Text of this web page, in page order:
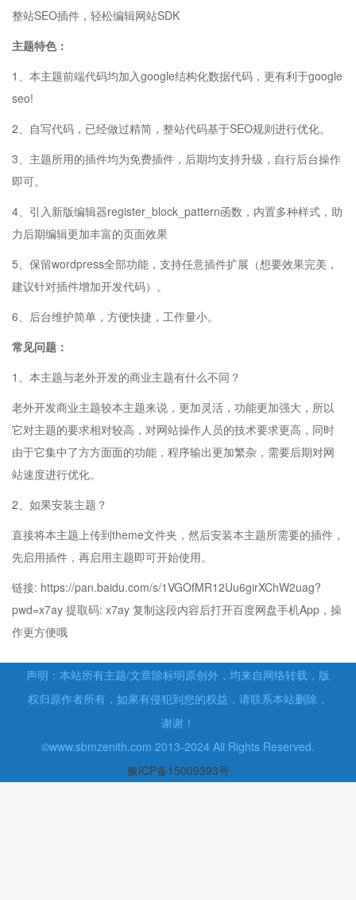
整站SEO插件，轻松编辑网站SDK
主题特色：
1、本主题前端代码均加入google结构化数据代码，更有利于google
seo!
2、自写代码，已经做过精简，整站代码基于SEO规则进行优化。
3、主题所用的插件均为免费插件，后期均支持升级，自行后台操作
即可。
4、引入新版编辑器register_block_pattern函数，内置多种样式，助
力后期编辑更加丰富的页面效果
5、保留wordpress全部功能，支持任意插件扩展（想要效果完美，
建议针对插件增加开发代码）。
6、后台维护简单，方便快捷，工作量小。
常见问题：
1、本主题与老外开发的商业主题有什么不同？
老外开发商业主题较本主题来说，更加灵活，功能更加强大，所以
它对主题的要求相对较高，对网站操作人员的技术要求更高，同时
由于它集中了方方面面的功能，程序输出更加繁杂，需要后期对网
站速度进行优化。
2、如果安装主题？
直接将本主题上传到theme文件夹，然后安装本主题所需要的插件，
先启用插件，再启用主题即可开始使用。
链接: https://pan.baidu.com/s/1VGOfMR12Uu6girXChW2uag?
pwd=x7ay 提取码: x7ay 复制这段内容后打开百度网盘手机App，操
作更方便哦
声明：本站所有主题/文章除标明原创外，均来自网络转载，版
权归原作者所有，如果有侵犯到您的权益，请联系本站删除，
谢谢！
©www.sbmzenith.com 2013-2024 All Rights Reserved.
豫ICP备15009393号